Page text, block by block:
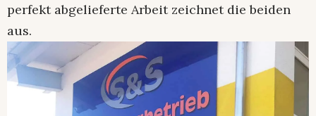
perfekt abgelieferte Arbeit zeichnet die beiden
aus.